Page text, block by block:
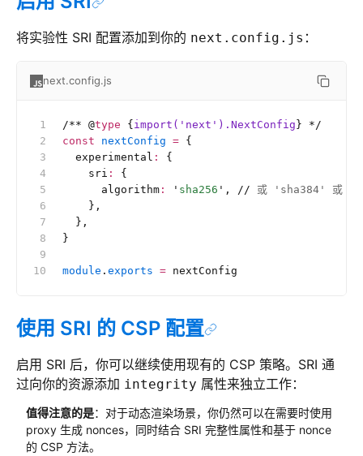
将实验性 SRI 配置添加到你的 next.config.js ：
next.config.js
/** @type { import('next').NextConfig } */
const nextConfig = {
  experimental
:
{
    sri
:
{
      algorithm
: ' sha256 ' , // 或 'sha384' 或
    },
  },
}
module . exports = nextConfig
使用 SRI 的 CSP 配置
启用 SRI 后，你可以继续使用现有的 CSP 策略。SRI 通
过向你的资源添加 integrity 属性来独立工作：
值得注意的是：对于动态渲染场景，你仍然可以在需要时使用
proxy 生成 nonces，同时结合 SRI 完整性属性和基于 nonce
的 CSP 方法。